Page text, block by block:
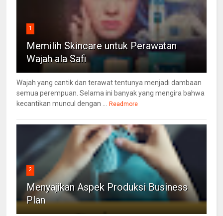
1
Memilih Skincare untuk Perawatan
Wajah ala Safi
Wajah yang cantik dan terawat tentunya menjadi dambaan
semua perempuan. Selama ini banyak yang mengira bahwa
kecantikan muncul dengan ... Readmore
2
Menyajikan Aspek Produksi Business
Plan